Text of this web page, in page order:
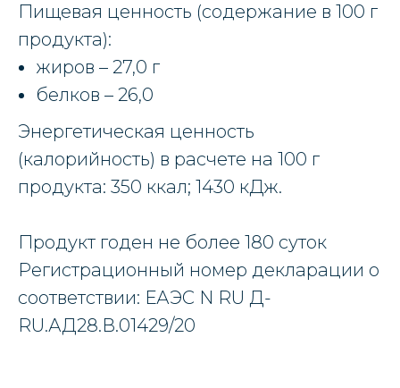
Пищевая ценность (содержание в 100 г
продукта):
жиров – 27,0 г
белков – 26,0
Энергетическая ценность
(калорийность) в расчете на 100 г
продукта: 350 ккал; 1430 кДж.
Продукт годен не более 180 суток
Регистрационный номер декларации о
соответствии: ЕАЭС N RU Д-
RU.АД28.В.01429/20